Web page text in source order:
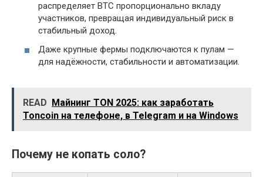
распределяет BTC пропорционально вкладу
участников, превращая индивидуальный риск в
стабильный доход.
Даже крупные фермы подключаются к пулам —
для надёжности, стабильности и автоматизации.
READ Майнинг TON 2025: как заработать
Toncoin на телефоне, в Telegram и на Windows
Почему не копать соло?